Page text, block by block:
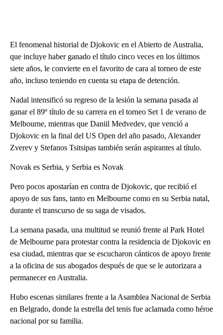
El fenomenal historial de Djokovic en el Abierto de Australia,
que incluye haber ganado el título cinco veces en los últimos
siete años, le convierte en el favorito de cara al torneo de este
año, incluso teniendo en cuenta su etapa de detención.
Nadal intensificó su regreso de la lesión la semana pasada al
ganar el 89º título de su carrera en el torneo Set 1 de verano de
Melbourne, mientras que Daniil Medvedev, que venció a
Djokovic en la final del US Open del año pasado, Alexander
Zverev y Stefanos Tsitsipas también serán aspirantes al título.
Novak es Serbia, y Serbia es Novak
Pero pocos apostarían en contra de Djokovic, que recibió el
apoyo de sus fans, tanto en Melbourne como en su Serbia natal,
durante el transcurso de su saga de visados.
La semana pasada, una multitud se reunió frente al Park Hotel
de Melbourne para protestar contra la residencia de Djokovic en
esa ciudad, mientras que se escucharon cánticos de apoyo frente
a la oficina de sus abogados después de que se le autorizara a
permanecer en Australia.
Hubo escenas similares frente a la Asamblea Nacional de Serbia
en Belgrado, donde la estrella del tenis fue aclamada como héroe
nacional por su familia.